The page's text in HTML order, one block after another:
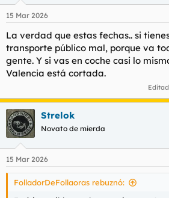
e
:
15 Mar 2026
La verdad que estas fechas.. si
transporte público mal, porque va
gente. Y si vas en coche casi lo
Valencia está cortada.
Strelok
Novato de mierda
15 Mar 2026
FolladorDeFollaoras rebuznó: